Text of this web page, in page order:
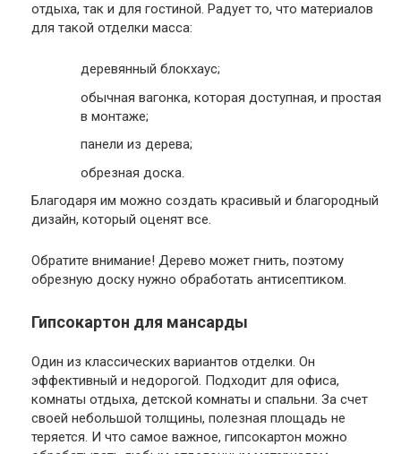
отдыха, так и для гостиной. Радует то, что материалов
для такой отделки масса:
деревянный блокхаус;
обычная вагонка, которая доступная, и простая
в монтаже;
панели из дерева;
обрезная доска.
Благодаря им можно создать красивый и благородный
дизайн, который оценят все.
Обратите внимание! Дерево может гнить, поэтому
обрезную доску нужно обработать антисептиком.
Гипсокартон для мансарды
Один из классических вариантов отделки. Он
эффективный и недорогой. Подходит для офиса,
комнаты отдыха, детской комнаты и спальни. За счет
своей небольшой толщины, полезная площадь не
теряется. И что самое важное, гипсокартон можно